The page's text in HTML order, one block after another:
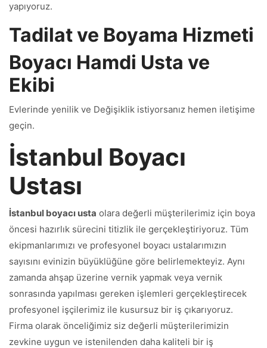
yapıyoruz.
Tadilat ve Boyama Hizmeti
Boyacı Hamdi Usta ve
Ekibi
Evlerinde yenilik ve Değişiklik istiyorsanız hemen iletişime
geçin.
İstanbul Boyacı
Ustası
İstanbul boyacı usta olara değerli müşterilerimiz için boya
öncesi hazırlık sürecini titizlik ile gerçekleştiriyoruz. Tüm
ekipmanlarımızı ve profesyonel boyacı ustalarımızın
sayısını evinizin büyüklüğüne göre belirlemekteyiz. Aynı
zamanda ahşap üzerine vernik yapmak veya vernik
sonrasında yapılması gereken işlemleri gerçekleştirecek
profesyonel işçilerimiz ile kusursuz bir iş çıkarıyoruz.
Firma olarak önceliğimiz siz değerli müşterilerimizin
zevkine uygun ve istenilenden daha kaliteli bir iş